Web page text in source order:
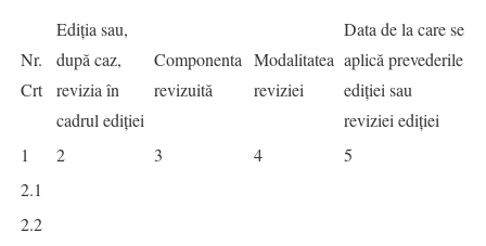
Nr.
Crt
Ediția sau,
după caz,
revizia în
cadrul ediției
Componenta
revizuită
Modalitatea
reviziei
Data de la care se
aplică prevederile
ediției sau
reviziei ediției
1
2 3 4
5
2.1
2.2